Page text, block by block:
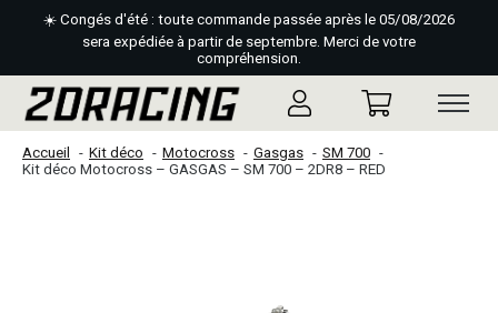
☀️ Congés d'été : toute commande passée après le 05/08/2026
sera expédiée à partir de septembre. Merci de votre
compréhension.
Accueil Kit déco Motocross Gasgas
SM 700
Kit déco Motocross – GASGAS – SM 700 – 2DR8 – RED